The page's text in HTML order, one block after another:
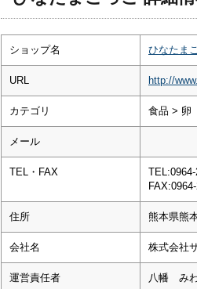
ショップ名 ひなたま
URL http://
カテゴリ 食品 > 卵
メール
TEL・FAX
住所 熊本県熊
会社名 株式会社
運営責任者 八幡 み